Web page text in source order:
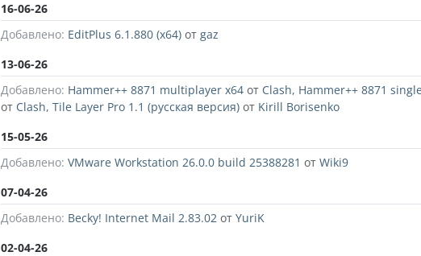
16-06-26
Добавлено: EditPlus 6.1.880 (x64) от gaz
13-06-26
Добавлено: Hammer++ 8871 multiplayer x64 от Clash, Hammer++ 8871
от Clash, Tile Layer Pro 1.1 (русская версия) от Kirill Borisenko
15-05-26
Добавлено: VMware Workstation 26.0.0 build 25388281 от Wiki9
07-04-26
Добавлено: Becky! Internet Mail 2.83.02 от YuriK
02-04-26